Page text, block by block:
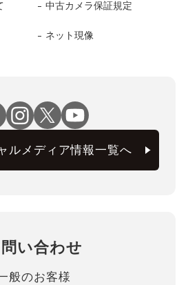
中古カメラ保証規定
ネット現像
ルメディア情報一覧へ
い合わせ
般のお客様